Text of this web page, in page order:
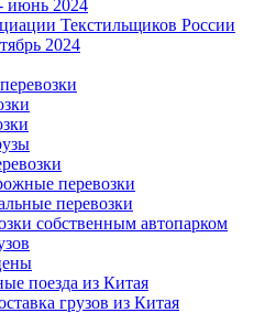
июнь 2024
Текстильщиков России
2024
перевозки
перевозки
собственным автопарком
поезда из Китая
грузов из Китая